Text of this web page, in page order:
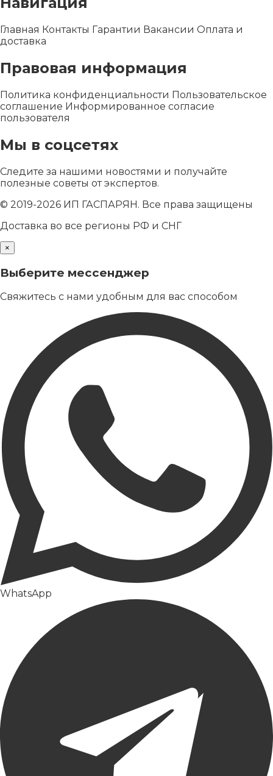
Главная Контакты Гарантии Вакансии Оплата и
доставка
Правовая информация
Политика конфиденциальности Пользовательское
соглашение Информированное согласие
пользователя
Мы в соцсетях
Следите за нашими новостями и получайте
полезные советы от экспертов.
© 2019-2026 ИП ГАСПАРЯН. Все права защищены
Доставка во все регионы РФ и СНГ
×
Выберите мессенджер
Свяжитесь с нами удобным для вас способом
WhatsApp